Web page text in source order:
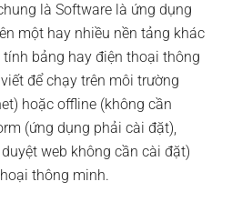
là Software là ứng dụng
một hay nhiều nền tảng khác
bảng hay điện thoại thông
để chạy trên môi trường
hoặc offline (không cần
(ứng dụng phải cài đặt),
web không cần cài đặt)
thông minh.